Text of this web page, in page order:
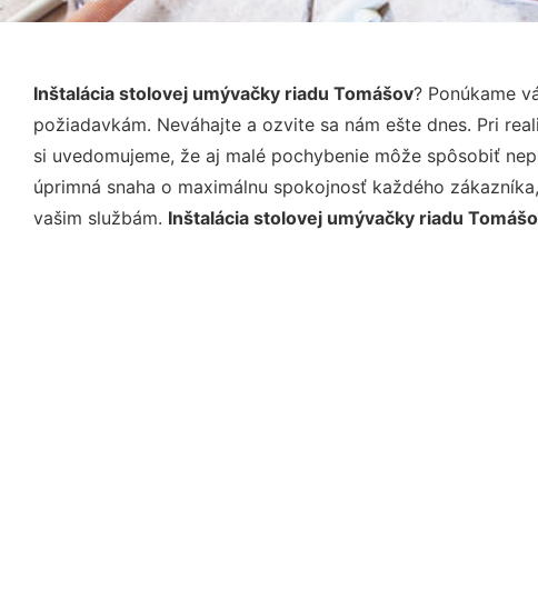
Inštalácia stolovej umývačky riadu Tomášov? Ponúkame
požiadavkám. Neváhajte a ozvite sa nám ešte dnes. Pri
si uvedomujeme, že aj malé pochybenie môže spôsobiť
úprimná snaha o maximálnu spokojnosť každého
vašim službám. Inštalácia stolovej umývačky riadu